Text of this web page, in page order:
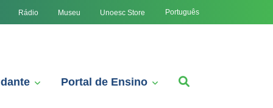
Rádio Museu Unoesc Store Português
Portal de Ensino